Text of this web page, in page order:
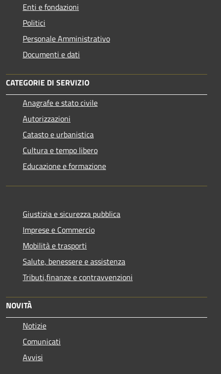
Enti e fondazioni
Politici
Personale Amministrativo
Documenti e dati
CATEGORIE DI SERVIZIO
Anagrafe e stato civile
Autorizzazioni
Catasto e urbanistica
Cultura e tempo libero
Educazione e formazione
Giustizia e sicurezza pubblica
Imprese e Commercio
Mobilità e trasporti
Salute, benessere e assistenza
Tributi,finanze e contravvenzioni
NOVITÀ
Notizie
Comunicati
Avvisi